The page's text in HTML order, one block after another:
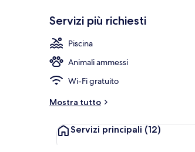
Servizi più richiesti
Piscina
Animali ammessi
Wi-Fi gratuito
Mostra tutto
Servizi principali (12)